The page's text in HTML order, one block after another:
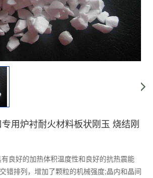
用炉衬耐火材料板状刚玉 烧结刚
良好的加热体积温度性和良好的抗热震能
错排列，增加了颗粒的机械强度;晶内和晶间